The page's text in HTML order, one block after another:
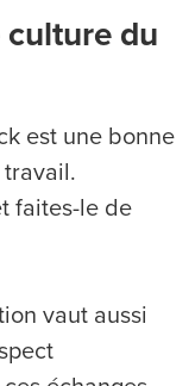
culture du
est une bonne
faites-le de
vaut aussi